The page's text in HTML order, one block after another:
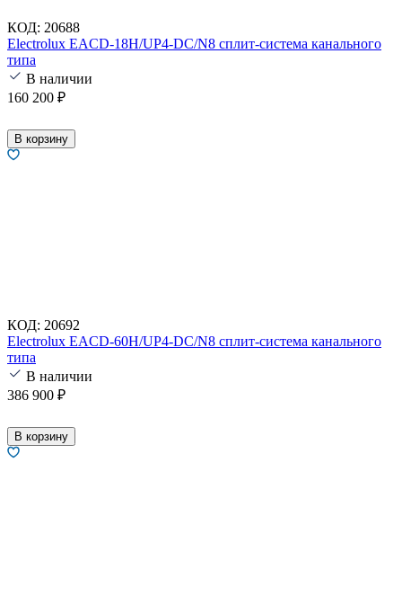
КОД: 20688
Electrolux EACD-18H/UP4-DC/N8 сплит-система канального
типа
В наличии
160 200 ₽
В корзину
КОД: 20692
Electrolux EACD-60H/UP4-DC/N8 сплит-система канального
типа
В наличии
386 900 ₽
В корзину